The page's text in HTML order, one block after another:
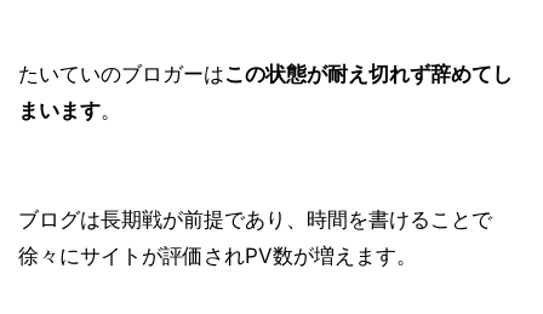
たいていのブロガーはこの状態が耐え切れず辞めてし
まいます。
ブログは長期戦が前提であり、時間を書けることで
徐々にサイトが評価されPV数が増えます。